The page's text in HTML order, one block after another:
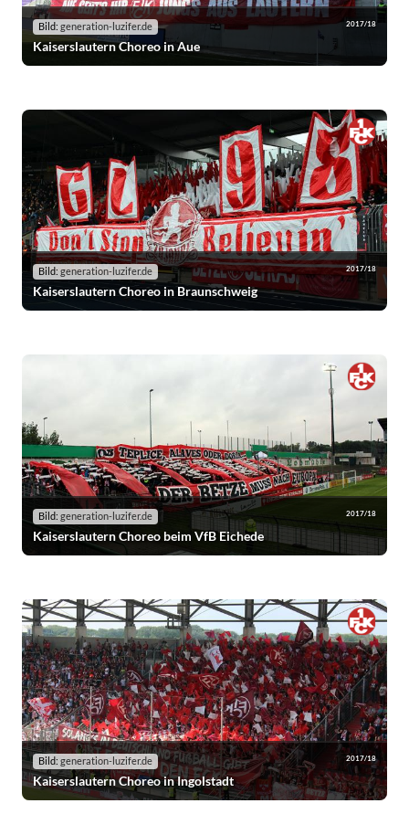
Bild: generation-luzifer.de 2017/18
Kaiserslautern Choreo in Aue
Bild: generation-luzifer.de 2017/18
Kaiserslautern Choreo in Braunschweig
Bild: generation-luzifer.de 2017/18
Kaiserslautern Choreo beim VfB Eichede
Bild: generation-luzifer.de 2017/18
Kaiserslautern Choreo in Ingolstadt